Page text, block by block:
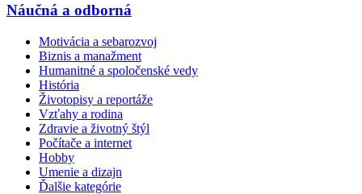
Náučná a odborná
Motivácia a sebarozvoj
Biznis a manažment
Humanitné a spoločenské vedy
História
Životopisy a reportáže
Vzťahy a rodina
Zdravie a životný štýl
Počítače a internet
Hobby
Umenie a dizajn
Ďalšie kategórie